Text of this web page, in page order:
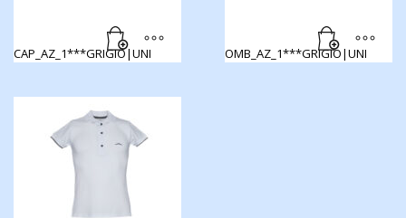
CAP_AZ_1***GRIGIO|UNI OMB_AZ_1***GRIGIO|UNI